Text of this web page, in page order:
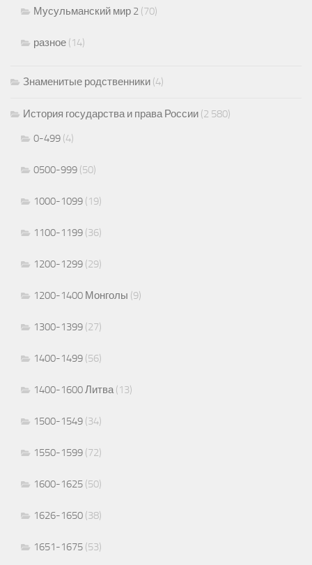
Мусульманский мир 2 (70)
разное (14)
Знаменитые родственники (4)
История государства и права России (2 580)
0-499 (4)
0500-999 (50)
1000-1099 (19)
1100-1199 (36)
1200-1299 (29)
1200-1400 Монголы (9)
1300-1399 (27)
1400-1499 (56)
1400-1600 Литва(13)
1500-1549 (34)
1550-1599 (72)
1600-1625 (50)
1626-1650 (38)
1651-1675 (53)